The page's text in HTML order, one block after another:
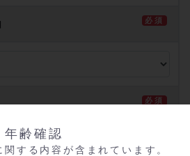
年齢確認
する内容が含まれています。
必須
必須